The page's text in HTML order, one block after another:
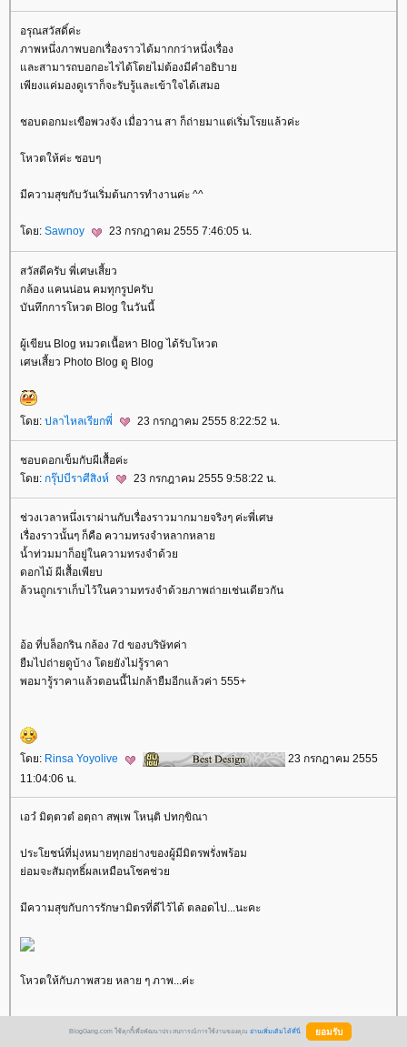
อรุณสวัสดิ์ค่ะ
ภาพหนึ่งภาพบอกเรื่องราวได้มากกว่าหนึ่งเรื่อง
ละสามารถบอกอะไรได้โดยไม่ต้องมีคำอธิบา
เพียงแค่มองดูเราก็จะรับรู้และเข้าใจได้เสมอ
ชอบดอกมะเขือพวงจัง เมื่อวาน สา ก็ถ่ายมาแต่เริ่มโรยแล้วค่ะ
หวตให้ค่ะ ชอบๆ
มีความสุขกับวันเริ่มต้นการทำงานค่ะ ^^
ดย: Sawnoy 23 กรกฎาคม 2555 7:46:05 น.
สวัสดีครับ พี่เศษเสี้ยว
กล้อง แคนน่อน คมทุกรูปครับ
บันทึกการโหวต Blog ในวันนี้
ผู้เขียน Blog หมวดเนื้อหา Blog ได้รับโหวต
เศษเสี้ยว Photo Blog ดู Blog
ดย: ปลาไหลเรียกพี่ 23 กรกฎาคม 2555 8:22:52 น.
ชอบดอกเข็มกับผีเสื้อค่ะ
ดย: กรุ๊ปบีราศีสิงห์ 23 กรกฎาคม 2555 9:58:22 น.
ช่วงเวลาหนึ่งเราผ่านกับเรื่องราวมากมายจริงๆ ค่ะพี่เศษ
เรื่องราวนั้นๆ ก็คือ ความทรงจำหลากหลา
น้ำท่วมมาก็อยู่ในความทรงจำด้ว
ดอกไม้ ผีเสื้อเพียบ
ล้วนถูกเราเก็บไว้ในความทรงจำด้วยภาพถ่ายเช่นเดียวกัน
อ้อ ที่บล็อกริน กล้อง 7d ของบริษัทค่า
ืมไปถ่ายดูบ้าง โดยยังไม่รู้ราคา
พอมารู้ราคาแล้วตอนนี้ไม่กล้ายืมอีกแล้วค่า 555+
ดย: Rinsa Yoyolive
23 กรกฎาคม 2555
11:04:06 น.
เอวํ มิตฺตวตํ อตฺถา สพฺเพ โหนฺติ ปทกฺขิณา
ประโยชน์ที่มุ่งหมายทุกอย่างของผู้มีมิตรพรั่งพร้อม
่อมจะสัมฤทธิ์ผลเหมือนโชคช่ว
มีความสุขกับการรักษามิตรที่ดีไว้ได้ ตลอดไป...นะคะ
หวตให้กับภาพสวย หลาย ๆ ภาพ...ค่ะ
พรหมญาณี 23 กรกฎาคม 2555
BlogGang.com ใช้คุกกี้เพื่อพัฒนาประสบการณ์การใช้งานของคุณ อ่านเพิ่มเติมได้ที่นี่